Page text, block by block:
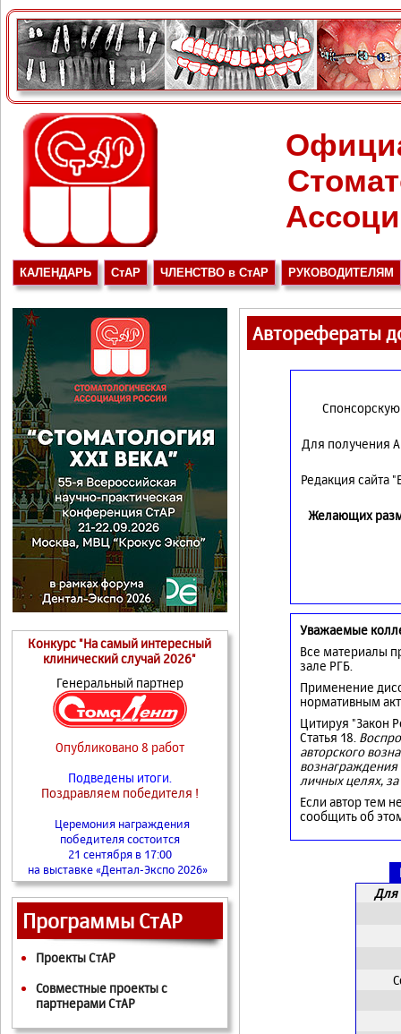
КАЛЕНДАРЬ СтАР ЧЛЕНСТВО в СтАР РУКОВОДИТЕЛЯМ
Конкурс "На самый интересный
клинический случай 2026"
Генеральный партнер
Опубликовано 8 работ
Подведены итоги.
Поздравляем победителя !
Церемония награждения
победителя состоится
21 сентября в 17:00
на выставке «Дентал-Экспо 2026»
Программы СтАР
Проекты СтАР
Совместные проекты с
партнерами СтАР
Авторефераты
Для получения
Редакция сайта
Желающих
Уважаемые
Все материалы
зале РГБ.
Применение
нормативным
Цитируя "Закон
Статья 18.
авторского
личных целях,
Если автор тем
сообщить об
Для